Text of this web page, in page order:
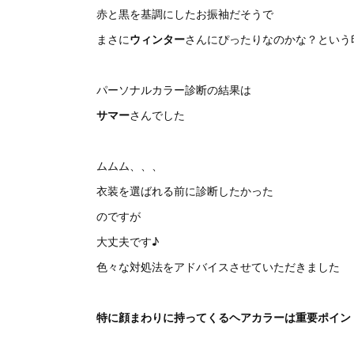
赤と黒を基調にしたお振袖だそうで
まさにウィンターさんにぴったりなのかな？とい
パーソナルカラー診断の結果は
サマーさんでした
ムムム、、、
衣装を選ばれる前に診断したかった
のですが
大丈夫です♪
色々な対処法をアドバイスさせていただきました
特に顔まわりに持ってくるヘアカラーは重要ポイン